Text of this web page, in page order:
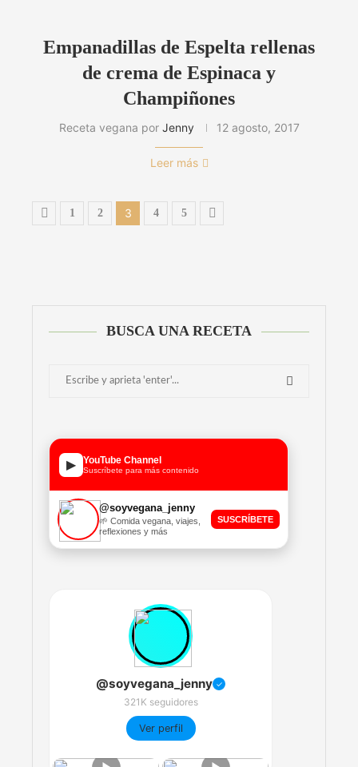
Empanadillas de Espelta rellenas
de crema de Espinaca y
Champiñones
Receta vegana por Jenny 12 agosto, 2017
Leer más
1 2 3 4 5
BUSCA UNA RECETA
▶ YouTube Channel
Suscríbete para más contenido
@soyvegana_jenny
🌱 Comida vegana, viajes,
reflexiones y más
SUSCRÍBETE
@soyvegana_jenny ✓
321K seguidores
Ver perfil